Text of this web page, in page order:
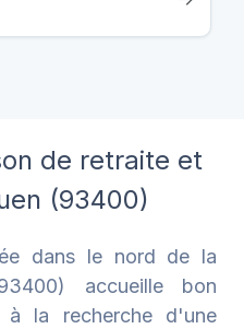
de retraite et
(93400)
dans le nord de la
accueille bon
à la recherche d'une